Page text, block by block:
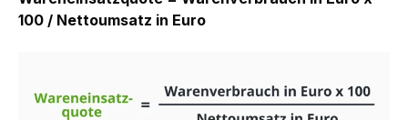
100 / Nettoumsatz in Euro